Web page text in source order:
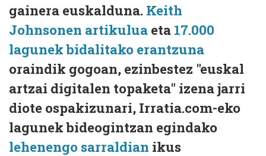
gainera euskalduna. Keith
Johnsonen artikulua eta 17.000
lagunek bidalitako erantzuna
oraindik gogoan, ezinbestez "euskal
artzai digitalen topaketa" izena jarri
diote ospakizunari, Irratia.com-eko
lagunek bideogintzan egindako
lehenengo sarraldian ikus